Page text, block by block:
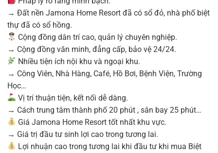
→ Đất nền Jamona Home Resort đã có sổ đỏ, nhà phố biệt
thự đã có sổ hồng.
Cộng đồng dân trí cao, quản lý chuyên nghiệp.
→ Cộng đồng văn minh, đẳng cấp, bảo vệ 24/24.
Nhiều tiện ích nội khu và ngoại khu.
→ Công Viên, Nhà Hàng, Café, Hồ Bơi, Bệnh Viện, Trường
Học…
Vị trí thuận tiện, kết nối dễ dàng.
→ Cách trung tâm thành phố 20 phút , sân bay 25 phút…
Giá Jamona Home Resort tốt nhất khu vực.
→ Giá trị đầu tư sinh lợi cao trong tương lai.
Lợi nhuận cao trong tương lai khi đầu tư khi mua Biệt